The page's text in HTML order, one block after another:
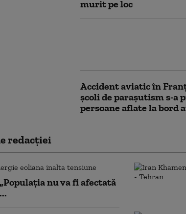
murit pe loc
Accident aviatic în
școli de parașutism s-a
persoane aflate la bord
redacţiei
nu va fi afectată